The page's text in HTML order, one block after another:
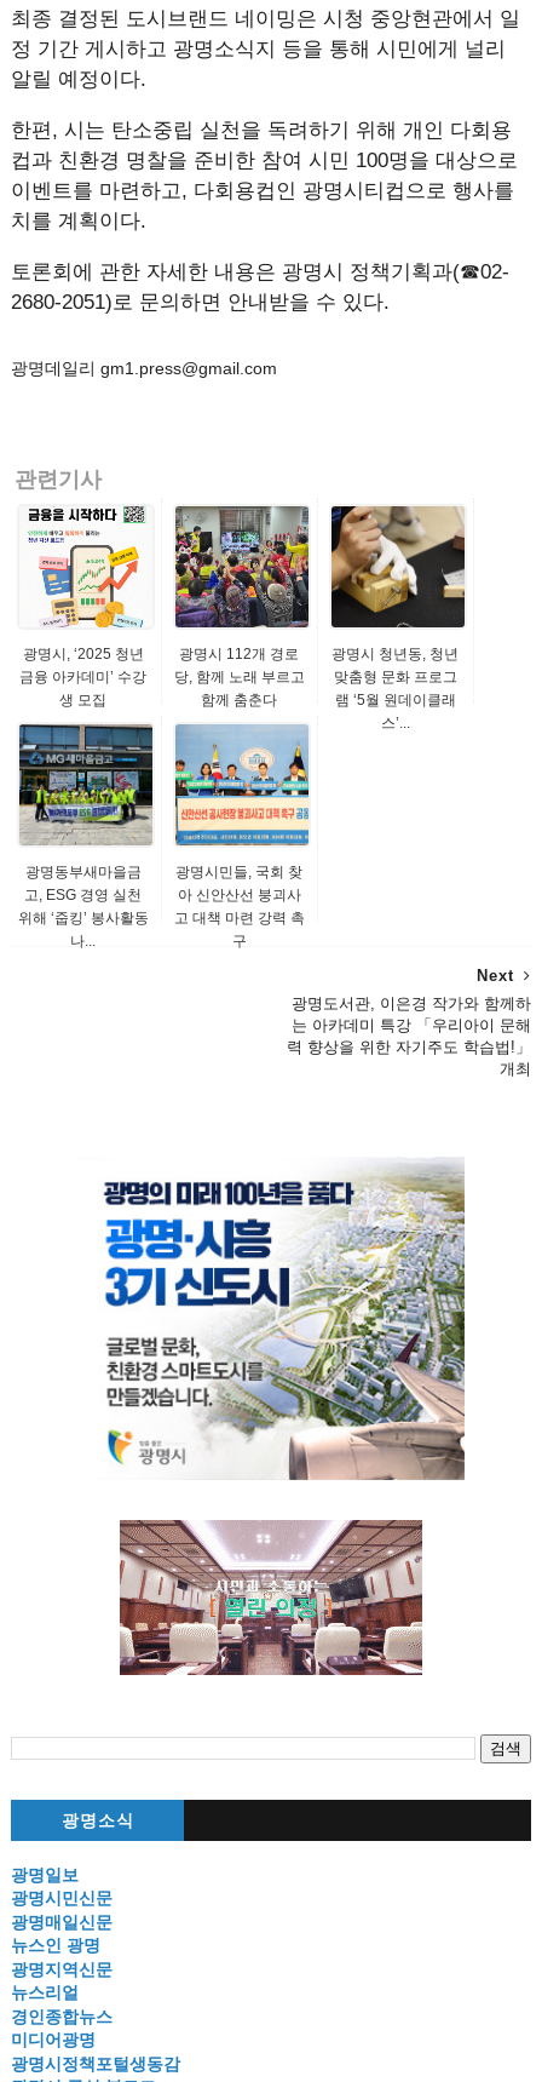
최종 결정된 도시브랜드 네이밍은 시청 중앙현관에서 일
정 기간 게시하고 광명소식지 등을 통해 시민에게 널리
알릴 예정이다.
한편, 시는 탄소중립 실천을 독려하기 위해 개인 다회용
컵과 친환경 명찰을 준비한 참여 시민 100명을 대상으로
이벤트를 마련하고, 다회용컵인 광명시티컵으로 행사를
치를 계획이다.
토론회에 관한 자세한 내용은 광명시 정책기획과(☎02-
2680-2051)로 문의하면 안내받을 수 있다.
광명데일리 gm1.press@gmail.com
관련기사
광명시, ‘2025 청년
금융 아카데미’ 수강
생 모집
광명시 112개 경로
당, 함께 노래 부르고
함께 춤춘다
광명시 청년동, 청년
맞춤형 문화 프로그
램 ‘5월 원데이클래
스’...
광명동부새마을금
고, ESG 경영 실천
위해 ‘줍킹’ 봉사활동
나...
광명시민들, 국회 찾
아 신안산선 붕괴사
고 대책 마련 강력 촉
구
Next
광명도서관, 이은경 작가와 함께하
는 아카데미 특강 「우리아이 문해
력 향상을 위한 자기주도 학습법!」
개최
광명소식
광명일보
광명시민신문
광명매일신문
뉴스인 광명
광명지역신문
뉴스리얼
경인종합뉴스
미디어광명
광명시정책포털생동감